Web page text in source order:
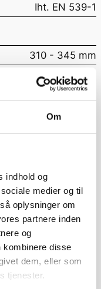
Om
indhold og
medier og til
oplysninger om
partnere inden
og
kombinere disse
dem, eller som
tjenester.
Iht. EN 539-1
310 - 345 mm
Ca. 385 mm
310 - 345 mm
208 mm
425 mm